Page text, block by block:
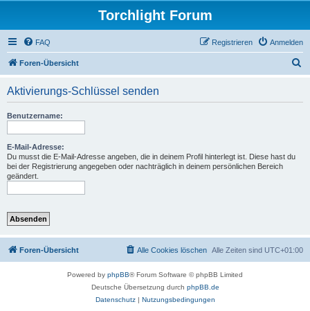
Torchlight Forum
FAQ Anmelden
Registrieren
Foren-Übersicht
Aktivierungs-Schlüssel senden
Benutzername:
E-Mail-Adresse:
Du musst die E-Mail-Adresse angeben, die in deinem Profil hinterlegt ist. Diese hast du
bei der Registrierung angegeben oder nachträglich in deinem persönlichen Bereich
geändert.
Foren-Übersicht Alle Zeiten sind UTC+01:00
Alle Cookies löschen
Powered by phpBB® Forum Software © phpBB Limited
Deutsche Übersetzung durch phpBB.de
Datenschutz| Nutzungsbedingungen